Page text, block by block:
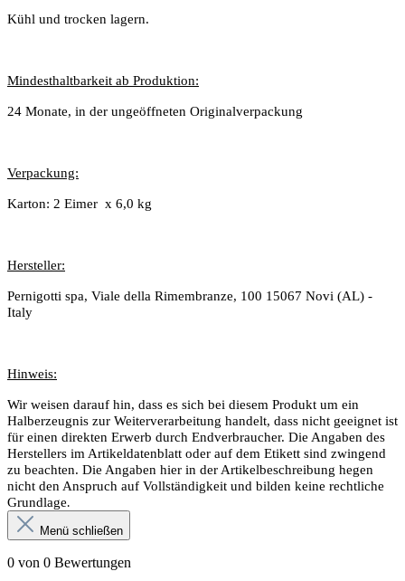
Kühl und trocken lagern.
Mindesthaltbarkeit ab Produktion:
24 Monate, in der ungeöffneten Originalverpackung
Verpackung:
Karton: 2 Eimer x 6,0 kg
Hersteller:
Pernigotti spa, Viale della Rimembranze, 100 15067 Novi (AL) -
Italy
Hinweis:
Wir weisen darauf hin, dass es sich bei diesem Produkt um ein
Halberzeugnis zur Weiterverarbeitung handelt, dass nicht geeignet ist
für einen direkten Erwerb durch Endverbraucher. Die Angaben des
Herstellers im Artikeldatenblatt oder auf dem Etikett sind zwingend
zu beachten. Die Angaben hier in der Artikelbeschreibung hegen
nicht den Anspruch auf Vollständigkeit und bilden keine rechtliche
Grundlage.
Menü schließen
0 von 0 Bewertungen